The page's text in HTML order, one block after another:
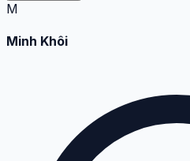
M
Minh Khôi